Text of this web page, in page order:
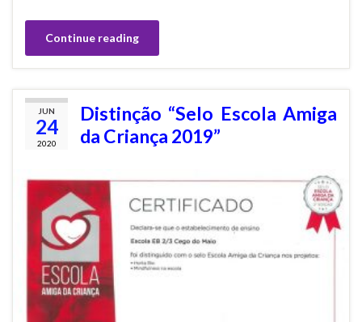
Continue reading
JUN
24
2020
Distinção “Selo Escola Amiga
da Criança 2019”